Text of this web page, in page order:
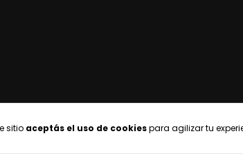
sitio aceptás el uso de cookiespara agilizar tu